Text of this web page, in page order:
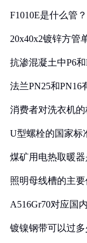
F1010E是什么管
20x40x2镀锌方管
抗渗混凝土中P6
法兰PN25和PN16
消费者对洗衣机
U型螺栓的国家标
煤矿用电热取暖
照明母线槽的主
A516Gr70对应国
镀镍钢带可以过